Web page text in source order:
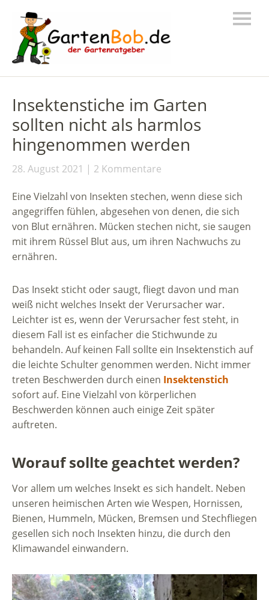
Insektenstiche im Garten
sollten nicht als harmlos
hingenommen werden
28. August 2021 2 Kommentare
Eine Vielzahl von Insekten stechen, wenn diese sich
angegriffen fühlen, abgesehen von denen, die sich
von Blut ernähren. Mücken stechen nicht, sie saugen
mit ihrem Rüssel Blut aus, um ihren Nachwuchs zu
ernähren.
Das Insekt sticht oder saugt, fliegt davon und man
weiß nicht welches Insekt der Verursacher war.
Leichter ist es, wenn der Verursacher fest steht, in
diesem Fall ist es einfacher die Stichwunde zu
behandeln. Auf keinen Fall sollte ein Insektenstich auf
die leichte Schulter genommen werden. Nicht immer
treten Beschwerden durch einen Insektenstich
sofort auf. Eine Vielzahl von körperlichen
Beschwerden können auch einige Zeit später
auftreten.
Worauf sollte geachtet werden?
Vor allem um welches Insekt es sich handelt. Neben
unseren heimischen Arten wie Wespen, Hornissen,
Bienen, Hummeln, Mücken, Bremsen und Stechfliegen
gesellen sich noch Insekten hinzu, die durch den
Klimawandel einwandern.